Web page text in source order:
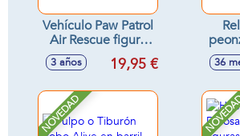
Vehículo Paw Patrol
Air Rescue figura
de mas 5 cml. -
Modelos surtidos
3 años 19,95 €
-36
NOVEDAD